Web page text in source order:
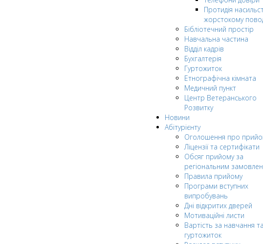
Протидія
жорстокому
Бібліотечний простір
Навчальна частина
Відділ кадрів
Бухгалтерія
Гуртожиток
Етнографічна кімната
Медичний пункт
Центр Ветеранського
Розвитку
Новини
Абітурієнту
Оголошення про
Ліцензії та сертифікати
Обсяг прийому за
регіональним
Правила прийому
Програми вступних
випробувань
Дні відкритих дверей
Мотиваційні листи
Вартість за навчання та
гуртожиток